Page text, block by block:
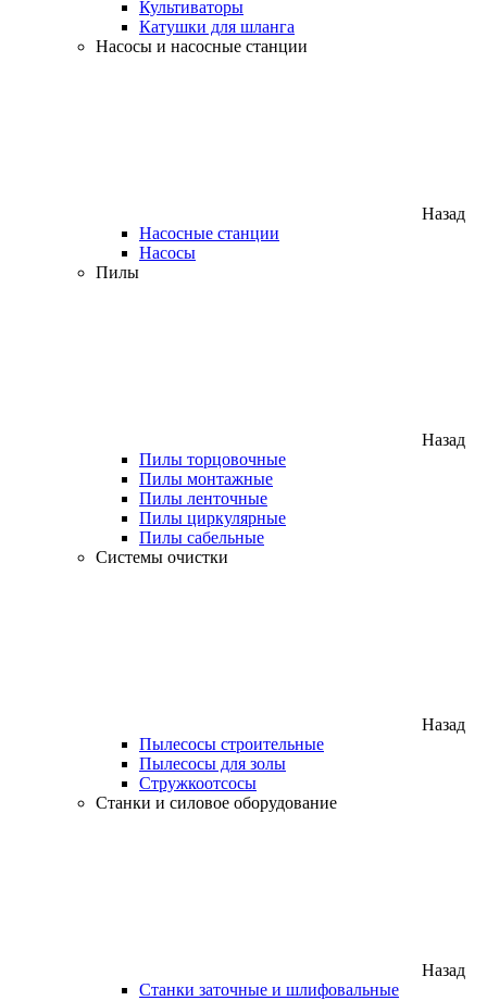
Культиваторы
Катушки для шланга
Насосы и насосные станции
Назад
Насосные станции
Насосы
Пилы
Назад
Пилы торцовочные
Пилы монтажные
Пилы ленточные
Пилы циркулярные
Пилы сабельные
Системы очистки
Назад
Пылесосы строительные
Пылесосы для золы
Стружкоотсосы
Станки и силовое оборудование
Назад
Станки заточные и шлифовальные